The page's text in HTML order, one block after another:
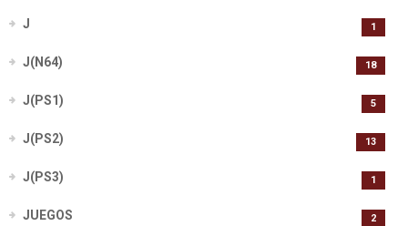
J 1
J(N64) 18
J(PS1) 5
J(PS2) 13
J(PS3) 1
JUEGOS 2